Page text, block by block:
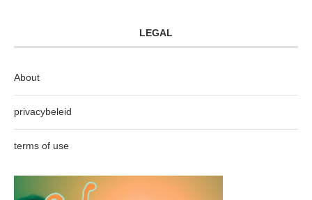
LEGAL
About
privacybeleid
terms of use